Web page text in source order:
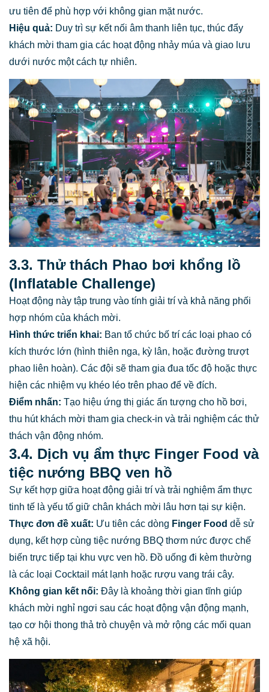
ưu tiên để phù hợp với không gian mặt nước.
Hiệu quả: Duy trì sự kết nối âm thanh liên tục, thúc đẩy
khách mời tham gia các hoạt động nhảy múa và giao lưu
dưới nước một cách tự nhiên.
3.3. Thử thách Phao bơi khổng lồ
(Inflatable Challenge)
Hoạt động này tập trung vào tính giải trí và khả năng phối
hợp nhóm của khách mời.
Hình thức triển khai: Ban tổ chức bố trí các loại phao có
kích thước lớn (hình thiên nga, kỳ lân, hoặc đường trượt
phao liên hoàn). Các đội sẽ tham gia đua tốc độ hoặc thực
hiện các nhiệm vụ khéo léo trên phao để về đích.
Điểm nhấn: Tạo hiệu ứng thị giác ấn tượng cho hồ bơi,
thu hút khách mời tham gia check-in và trải nghiệm các thử
thách vận động nhóm.
3.4. Dịch vụ ẩm thực Finger Food và
tiệc nướng BBQ ven hồ
Sự kết hợp giữa hoạt động giải trí và trải nghiệm ẩm thực
tinh tế là yếu tố giữ chân khách mời lâu hơn tại sự kiện.
Thực đơn đề xuất: Ưu tiên các dòng Finger Food dễ sử
dụng, kết hợp cùng tiệc nướng BBQ thơm nức được chế
biến trực tiếp tại khu vực ven hồ. Đồ uống đi kèm thường
là các loại Cocktail mát lạnh hoặc rượu vang trái cây.
Không gian kết nối: Đây là khoảng thời gian tĩnh giúp
khách mời nghỉ ngơi sau các hoạt động vận động mạnh,
tạo cơ hội thong thả trò chuyện và mở rộng các mối quan
hệ xã hội.